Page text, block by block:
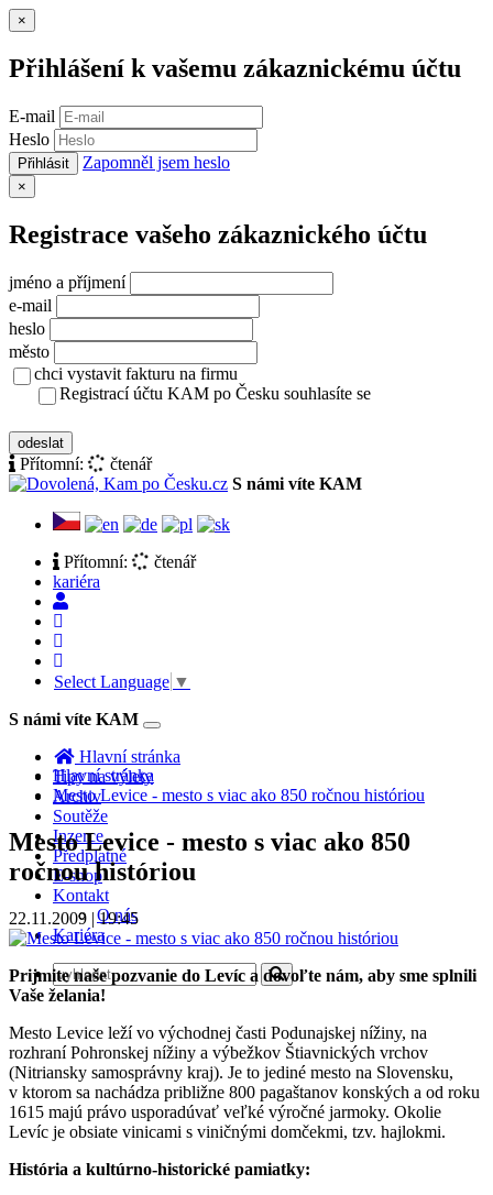
×
Přihlášení k vašemu zákaznickému účtu
E-mail
Heslo
Přihlásit Zapomněl jsem heslo
×
Registrace vašeho zákaznického účtu
jméno a příjmení
e-mail
heslo
město
chci vystavit fakturu na firmu
Registrací účtu KAM po Česku souhlasíte se
odeslat
Přítomní:
čtenář
S námi víte KAM
Přítomní:
čtenář
kariéra
Select Language ▼
S námi víte KAM
Toggle
navigation
Hlavní stránka
Tipy na výlety
Archiv
Soutěže
Inzerce
Předplatné
E-shop
Kontakt
O nás
Kariéra
Hlavní stránka
Mesto Levice - mesto s viac ako 850 ročnou históriou
Mesto Levice - mesto s viac ako 850
ročnou históriou
22.11.2009 | 19:45
Prijmite naše pozvanie do Levíc a dovoľte nám, aby sme splnili
Vaše želania!
Mesto Levice leží vo východnej časti Podunajskej nížiny, na
rozhraní Pohronskej nížiny a výbežkov Štiavnických vrchov
(Nitriansky samosprávny kraj). Je to jediné mesto na Slovensku,
v ktorom sa nachádza približne 800 pagaštanov konských a od roku
1615 majú právo usporadúvať veľké výročné jarmoky. Okolie
Levíc je obsiate vinicami s viničnými domčekmi, tzv. hajlokmi.
História a kultúrno-historické pamiatky: